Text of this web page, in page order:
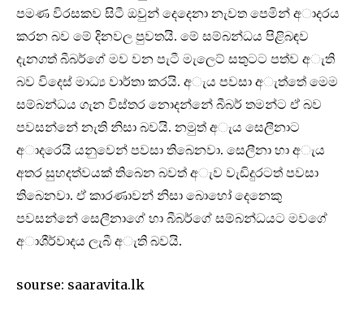
පමණ විරසකව සිටී ඔවුන් දෙදෙනා නැවත පෙමින් අාදරය
කරන බව මේ දිනවල පුවතයි. මේ සම්බන්ධය පිළිබඳව
දැනගත් බීබර්ගේ මව වන පැටී මැලෙට් සතුටට පත්ව අැති
බව විදෙස් මාධ්‍ය වාර්තා කරයි. අැය පවසා අැත්තේ මෙම
සම්බන්ධය ගැන විස්තර නොදන්නේ බීබර් තමන්ට ඒ බව
පවසන්නේ නැති නිසා බවයි. නමුත් අැය සෙලීනාට
අාදරෙයි යනුවෙන් පවසා තිබෙනවා. සෙලීනා හා අැය
අතර සුහදත්වයක් තිබෙන බවත් අැව වැඩිදුරටත් පවසා
තිබෙනවා. ඒ කාරණාවන් නිසා බොහෝ දෙනෙකු
පවසන්නේ සෙලීනාගේ හා බීබර්ගේ සම්බන්ධයට මවගේ
අාශීර්වාදය ලැබී අැති බවයි.
sourse: saaravita.lk